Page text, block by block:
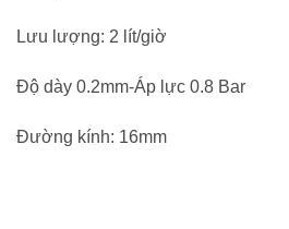
Lưu lượng: 2 lít/giờ
Độ dày 0.2mm-Áp lực 0.8 Bar
Đường kính: 16mm